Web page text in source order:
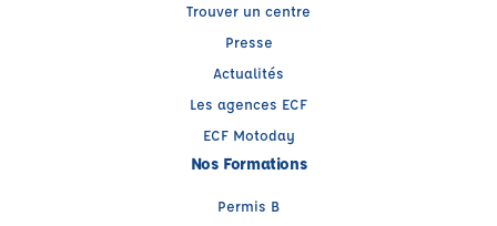
Trouver un centre
Presse
Actualités
Les agences ECF
ECF Motoday
Nos Formations
Permis B